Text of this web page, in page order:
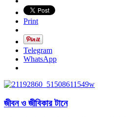
Print
Telegram
WhatsApp
জীবন ও জীবিকার টানে